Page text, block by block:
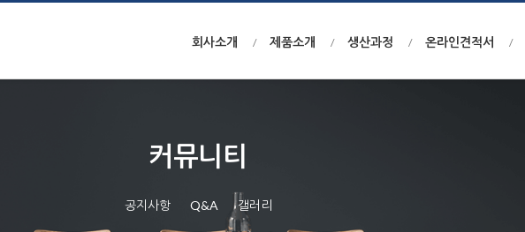
회사소개 제품소개 생산과정 온라인견적서
커뮤니티
공지사항 Q&A 갤러리